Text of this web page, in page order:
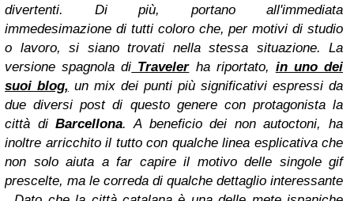
divertenti. Di più, portano all'immediata
immedesimazione di tutti coloro che, per motivi di studio
o lavoro, si siano trovati nella stessa situazione. La
versione spagnola di Travelerha riportato, in uno dei
suoi blog, un mix dei punti più significativi espressi da
due diversi post di questo genere con protagonista la
città diBarcellona. A beneficio dei non autoctoni, ha
inoltre arricchito il tutto con qualche linea esplicativa che
non solo aiuta a far capire il motivo delle singole gif
prescelte, ma le correda di qualche dettaglio interessante